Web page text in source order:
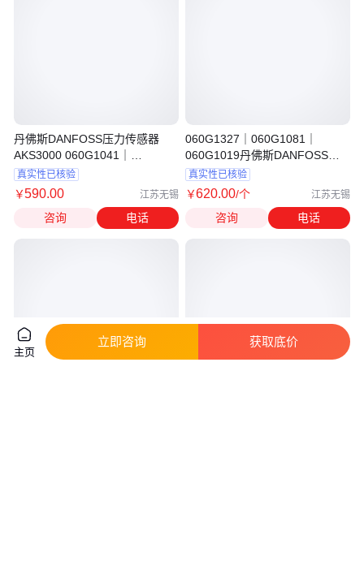
丹佛斯DANFOSS压力传感器
AKS3000 060G1041｜
060G1080｜060G1019
真实性已核验
￥590.00 江苏无锡
咨询 电话
060G1327｜060G1081｜
060G1019丹佛斯DANFOSS压
力传感器AKS3000
真实性已核验
￥620.00/个 江苏无锡
咨询 电话
主页
立即咨询 获取底价